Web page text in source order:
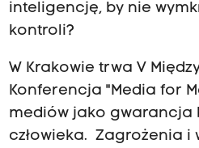
inteligencję, by nie
kontroli?
W Krakowie trwa V
Konferencja "Media for
mediów jako gwarancja
człowieka. Zagrożenia i